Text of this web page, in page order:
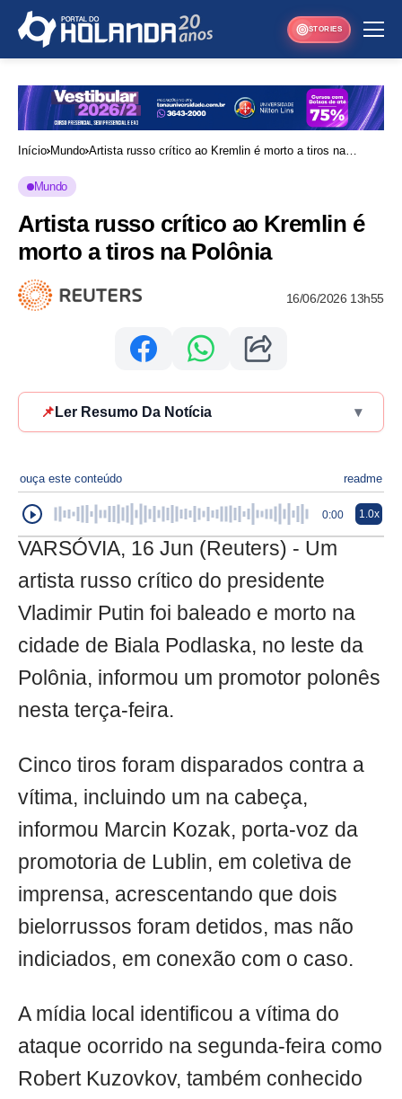
STORIES
Início Mundo Artista russo crítico ao Kremlin é morto a tiros na
Mundo
Artista russo crítico ao Kremlin é
morto a tiros na Polônia
16/06/2026 13h55
📌 Ler Resumo Da Notícia ▾
ouça este conteúdo readme
0:00 1.0x
VARSÓVIA, 16 Jun (Reuters) - Um
artista russo crítico do presidente
Vladimir Putin foi baleado e morto na
cidade de Biala Podlaska, no leste da
Polônia, informou um promotor polonês
nesta terça-feira.
Cinco tiros foram disparados contra a
vítima, incluindo um na cabeça,
informou Marcin Kozak, porta-voz da
promotoria de Lublin, em coletiva de
imprensa, acrescentando que dois
bielorrussos foram detidos, mas não
indiciados, em conexão com o caso.
A mídia local identificou a vítima do
ataque ocorrido na segunda-feira como
Robert Kuzovkov, também conhecido